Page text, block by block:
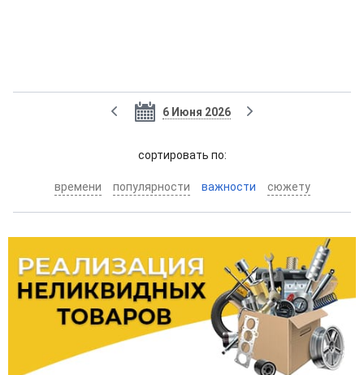
6 Июня 2026
cортировать по:
времени популярности важности сюжету